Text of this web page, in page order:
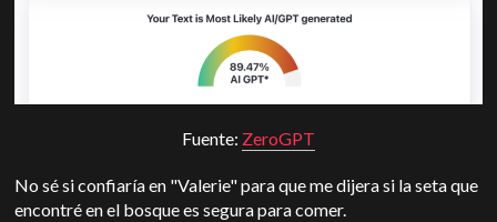
Fuente: ZeroGPT
No sé si confiaría en "Valerie" para que me dijera si la seta que
encontré en el bosque es segura para comer.